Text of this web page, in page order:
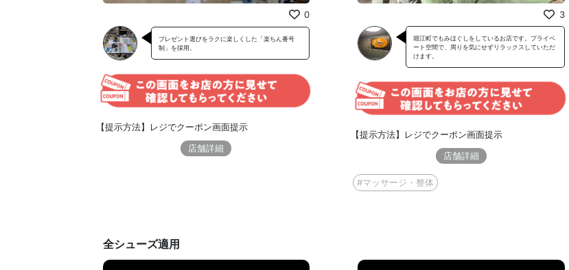
0
プレゼント選びをラクに楽しくした「楽ちん番号
制」を採用。
【提示方法】レジでクーポン画面提示
店舗詳細
3
堀江町でもみほぐしをしているお店です。プライベ
ート空間で、周りを気にせずリラックスしていただ
けます。
【提示方法】レジでクーポン画面提示
店舗詳細
#マッサージ・整体
全シューズ適用